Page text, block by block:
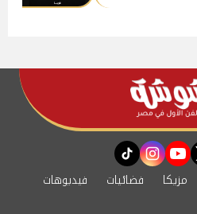
youtube
instagram
tiktok
مزيكا فضائيات
فيديوهات